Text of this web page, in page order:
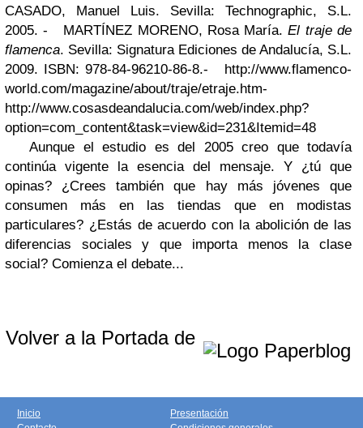
CASADO, Manuel Luis. Sevilla: Technographic, S.L.
2005.- MARTÍNEZ MORENO, Rosa María. El traje de
flamenca. Sevilla: Signatura Ediciones de Andalucía, S.L.
2009. ISBN: 978-84-96210-86-8.-
http://www.flamenco-
world.com/magazine/about/traje/etraje.htm-
http://www.cosasdeandalucia.com/web/index.php?
option=com_content&task=view&id=231&Itemid=48
Aunque el estudio es del 2005 creo que todavía
continúa vigente la esencia del mensaje. Y ¿tú que
opinas? ¿Crees también que hay más jóvenes que
consumen más en las tiendas que en modistas
particulares? ¿Estás de acuerdo con la abolición de las
diferencias sociales y que importa menos la clase
social? Comienza el debate...
Volver a la Portada de
Inicio
Presentación